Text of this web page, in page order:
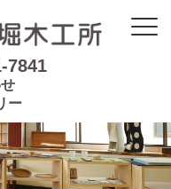
7841
ー